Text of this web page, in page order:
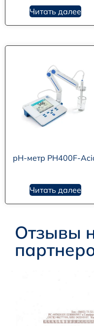
Читать далее
рН-метр PH400F-
Читать далее
Отзывы